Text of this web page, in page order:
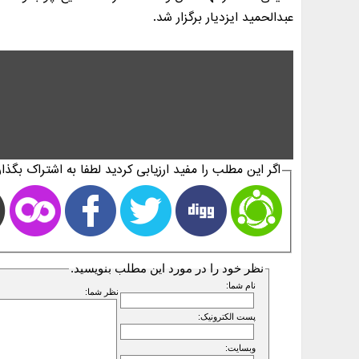
عبدالحميد ايزديار برگزار شد.
اگر این مطلب را مفید ارزیابی کردید لطفا به اشتراک
نظر خود را در مورد این مطلب بنویسید.
نام شما:
نظر شما:
پست الکترونیک:
وبسایت: